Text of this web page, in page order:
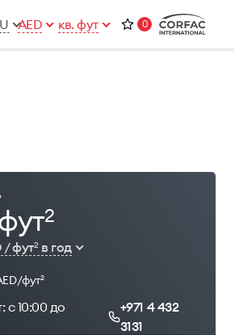
AED кв. фут 0
2
/ фут2в год
фут2
с 10:00 до
+971 4 432
3131